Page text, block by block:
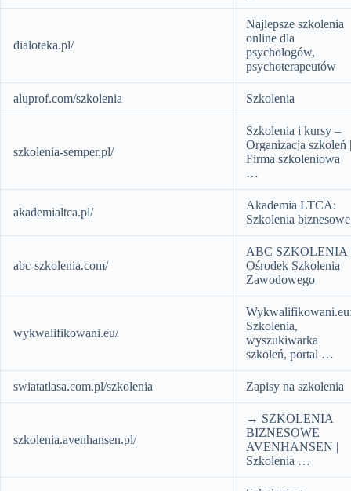
dialoteka.pl/
Najlepsze szkolenia
online dla
psychologów,
psychoterapeutów
aluprof.com/szkolenia Szkolenia
szkolenia-semper.pl/
Szkolenia i kursy –
Organizacja szkoleń |
Firma szkoleniowa
…
akademialtca.pl/
Akademia LTCA:
Szkolenia biznesowe
abc-szkolenia.com/
ABC SZKOLENIA
Ośrodek Szkolenia
Zawodowego
wykwalifikowani.eu/
Szkolenia,
wyszukiwarka
szkoleń, portal …
swiatatlasa.com.pl/szkolenia Zapisy na szkolenia
szkolenia.avenhansen.pl/
→ SZKOLENIA
BIZNESOWE
AVENHANSEN |
Szkolenia …